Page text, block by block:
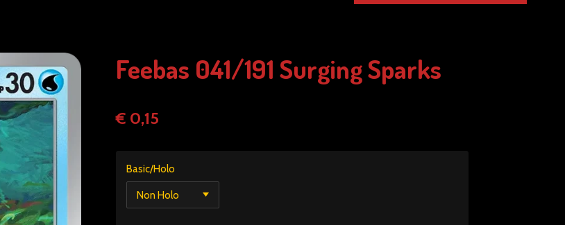
Feebas 041/191 Surging Sparks
€ 0,15
Basic/Holo